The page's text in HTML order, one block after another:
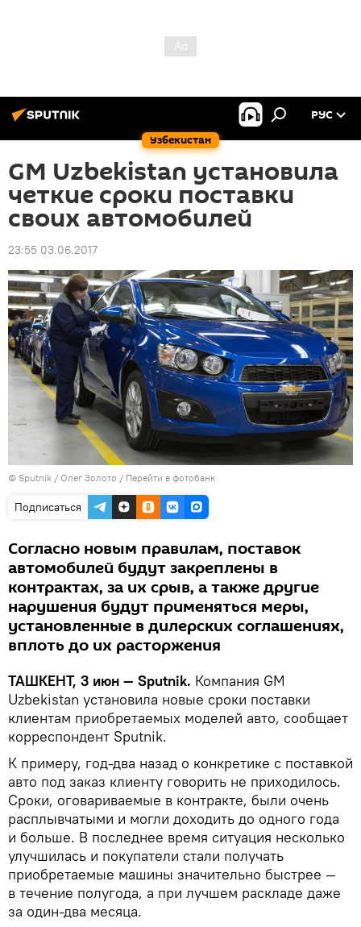
Узбекистан
РУС
GM Uzbekistan установила
четкие сроки поставки
своих автомобилей
23:55 03.06.2017
© Sputnik / Олег Золото / Перейти в фотобанк
Подписаться
Согласно новым правилам, поставок
автомобилей будут закреплены в
контрактах, за их срыв, а также другие
нарушения будут применяться меры,
установленные в дилерских соглашениях,
вплоть до их расторжения
ТАШКЕНТ, 3 июн — Sputnik. Компания GM
Uzbekistan установила новые сроки поставки
клиентам приобретаемых моделей авто, сообщает
корреспондент Sputnik.
К примеру, год-два назад о конкретике с поставкой
авто под заказ клиенту говорить не приходилось.
Сроки, оговариваемые в контракте, были очень
расплывчатыми и могли доходить до одного года
и больше. В последнее время ситуация несколько
улучшилась и покупатели стали получать
приобретаемые машины значительно быстрее —
в течение полугода, а при лучшем раскладе даже
за один-два месяца.